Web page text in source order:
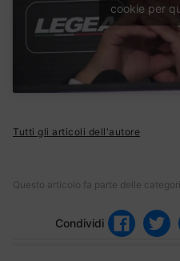
cookie per
Tutti gli articoli dell'autore
Questo articolo fa parte delle
Condividi